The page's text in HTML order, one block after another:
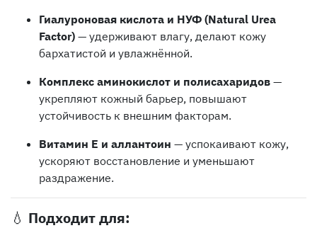
Гиалуроновая кислота и НУФ (Natural Urea
Factor) — удерживают влагу, делают кожу
бархатистой и увлажнённой.
Комплекс аминокислот и полисахаридов —
укрепляют кожный барьер, повышают
устойчивость к внешним факторам.
Витамин Е и аллантоин — успокаивают кожу,
ускоряют восстановление и уменьшают
раздражение.
💧 Подходит для: